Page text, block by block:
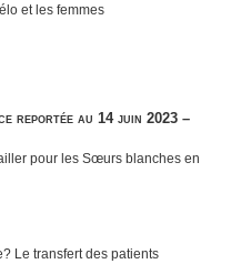
et les femmes
reportée au 14 juin 2023 –
pour les Sœurs blanches en
Le transfert des patients